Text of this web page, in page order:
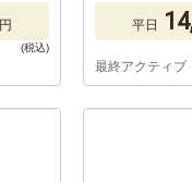
円 平日
最終アクティブ